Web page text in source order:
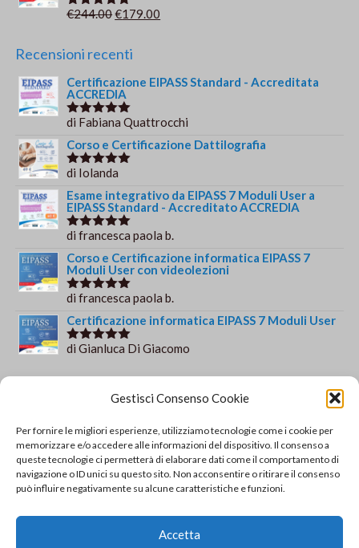
Gestisci Consenso Cookie
Per fornire le migliori esperienze, utilizziamo tecnologie come i cookie per
memorizzare e/o accedere alle informazioni del dispositivo. Il consenso a
queste tecnologie ci permetterà di elaborare dati come il comportamento di
navigazione o ID unici su questo sito. Non acconsentire o ritirare il consenso
può influire negativamente su alcune caratteristiche e funzioni.
Accetta
era:
è:
Valutato
€244.00Il
originale
€244.00.
€179.00
€179.00.
Recensioni recenti
Certificazione EIPASS Standard - Accreditata
ACCREDIA
Valutato5
di Fabiana Quattrocchi
Corso e Certificazione Dattilografia
Valutato5
di Iolanda
Esame integrativo da EIPASS 7 Moduli User a
EIPASS Standard - Accreditato ACCREDIA
Valutato5
di francesca paola b.
Corso e Certificazione informatica EIPASS 7
Moduli User con videolezioni
Valutato5
di francesca paola b.
Certificazione informatica EIPASS 7 Moduli User
Valutato5
di Gianluca Di Giacomo
84013 Cava de' Tirreni
+39 329 952 9244
info@solsisacademy.it
Lun-Ven: 09:30-18:30, Sab: 10:00-12:00
Pausa pranzo: 13:30-15:30